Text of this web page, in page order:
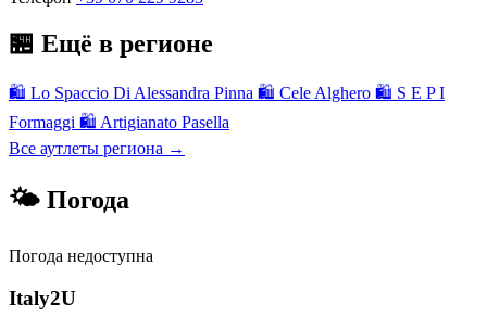
🏪 Ещё в регионе
🛍 Lo Spaccio Di Alessandra Pinna 🛍 Cele Alghero 🛍 S E P I
Formaggi 🛍 Artigianato Pasella
Все аутлеты региона →
🌤 Погода
Погода недоступна
Italy2U